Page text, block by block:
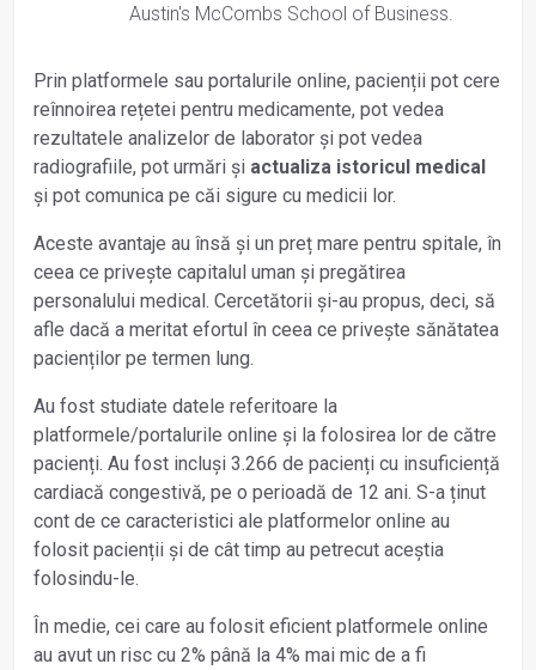
Austin's McCombs School of Business.
Prin platformele sau portalurile online, pacienții pot cere
reînnoirea rețetei pentru medicamente, pot vedea
rezultatele analizelor de laborator și pot vedea
radiografiile, pot urmări și actualiza istoricul medical
și pot comunica pe căi sigure cu medicii lor.
Aceste avantaje au însă și un preț mare pentru spitale, în
ceea ce privește capitalul uman și pregătirea
personalului medical. Cercetătorii și-au propus, deci, să
afle dacă a meritat efortul în ceea ce privește sănătatea
pacienților pe termen lung.
Au fost studiate datele referitoare la
platformele/portalurile online și la folosirea lor de către
pacienți. Au fost incluși 3.266 de pacienți cu insuficiență
cardiacă congestivă, pe o perioadă de 12 ani. S-a ținut
cont de ce caracteristici ale platformelor online au
folosit pacienții și de cât timp au petrecut aceștia
folosindu-le.
În medie, cei care au folosit eficient platformele online
au avut un risc cu 2% până la 4% mai mic de a fi